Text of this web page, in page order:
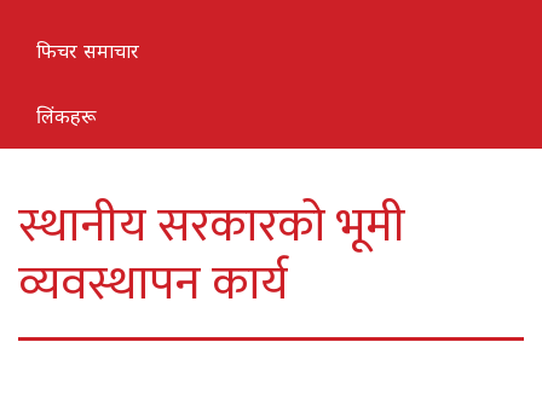
फिचर समाचार
लिंकहरू
स्थानीय सरकारको भूमी
व्यवस्थापन कार्य